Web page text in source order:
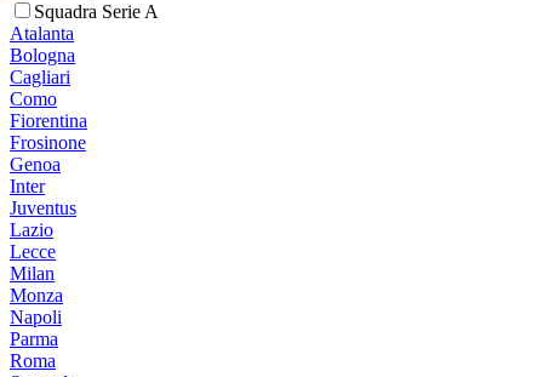
Squadra Serie A
Atalanta
Bologna
Cagliari
Como
Fiorentina
Frosinone
Genoa
Inter
Juventus
Lazio
Lecce
Milan
Monza
Napoli
Parma
Roma